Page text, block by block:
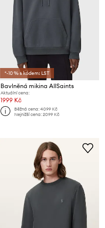
*-10 % s kódem: LST
Bavlněná mikina AllSaints
Aktuální cena:
1999 Kč
Běžná cena:4099 Kč
Nejnižší cena:2099 Kč